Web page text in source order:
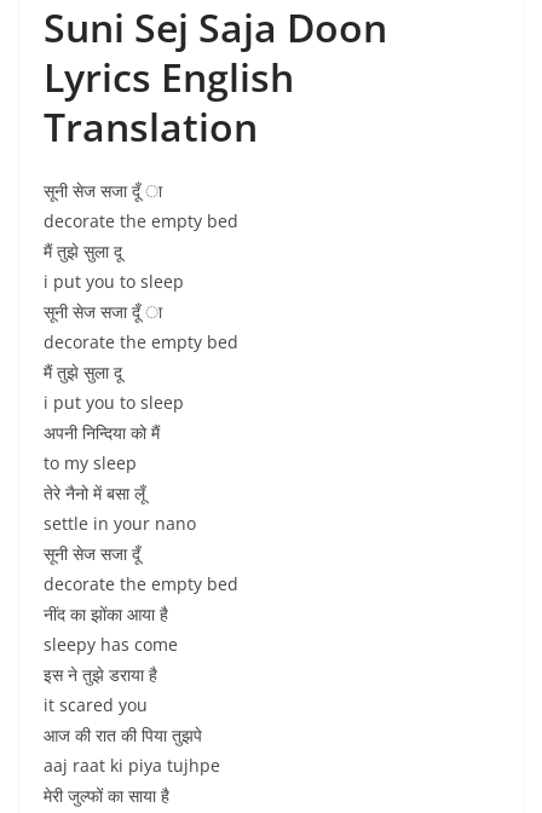
Suni Sej Saja Doon
Lyrics English
Translation
सूनी सेज सजा दूँ ा
decorate the empty bed
मैं तुझे सुला दू
i put you to sleep
सूनी सेज सजा दूँ ा
decorate the empty bed
मैं तुझे सुला दू
i put you to sleep
अपनी निन्दिया को मैं
to my sleep
तेरे नैनो में बसा लूँ
settle in your nano
सूनी सेज सजा दूँ
decorate the empty bed
नींद का झोंका आया है
sleepy has come
इस ने तुझे डराया है
it scared you
आज की रात की पिया तुझपे
aaj raat ki piya tujhpe
मेरी जुल्फों का साया है